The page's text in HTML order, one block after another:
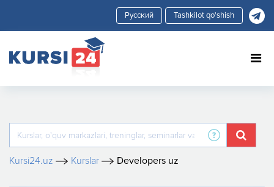
Tashkilot qo'shish
Kursi24.uz Kurslar Developers uz